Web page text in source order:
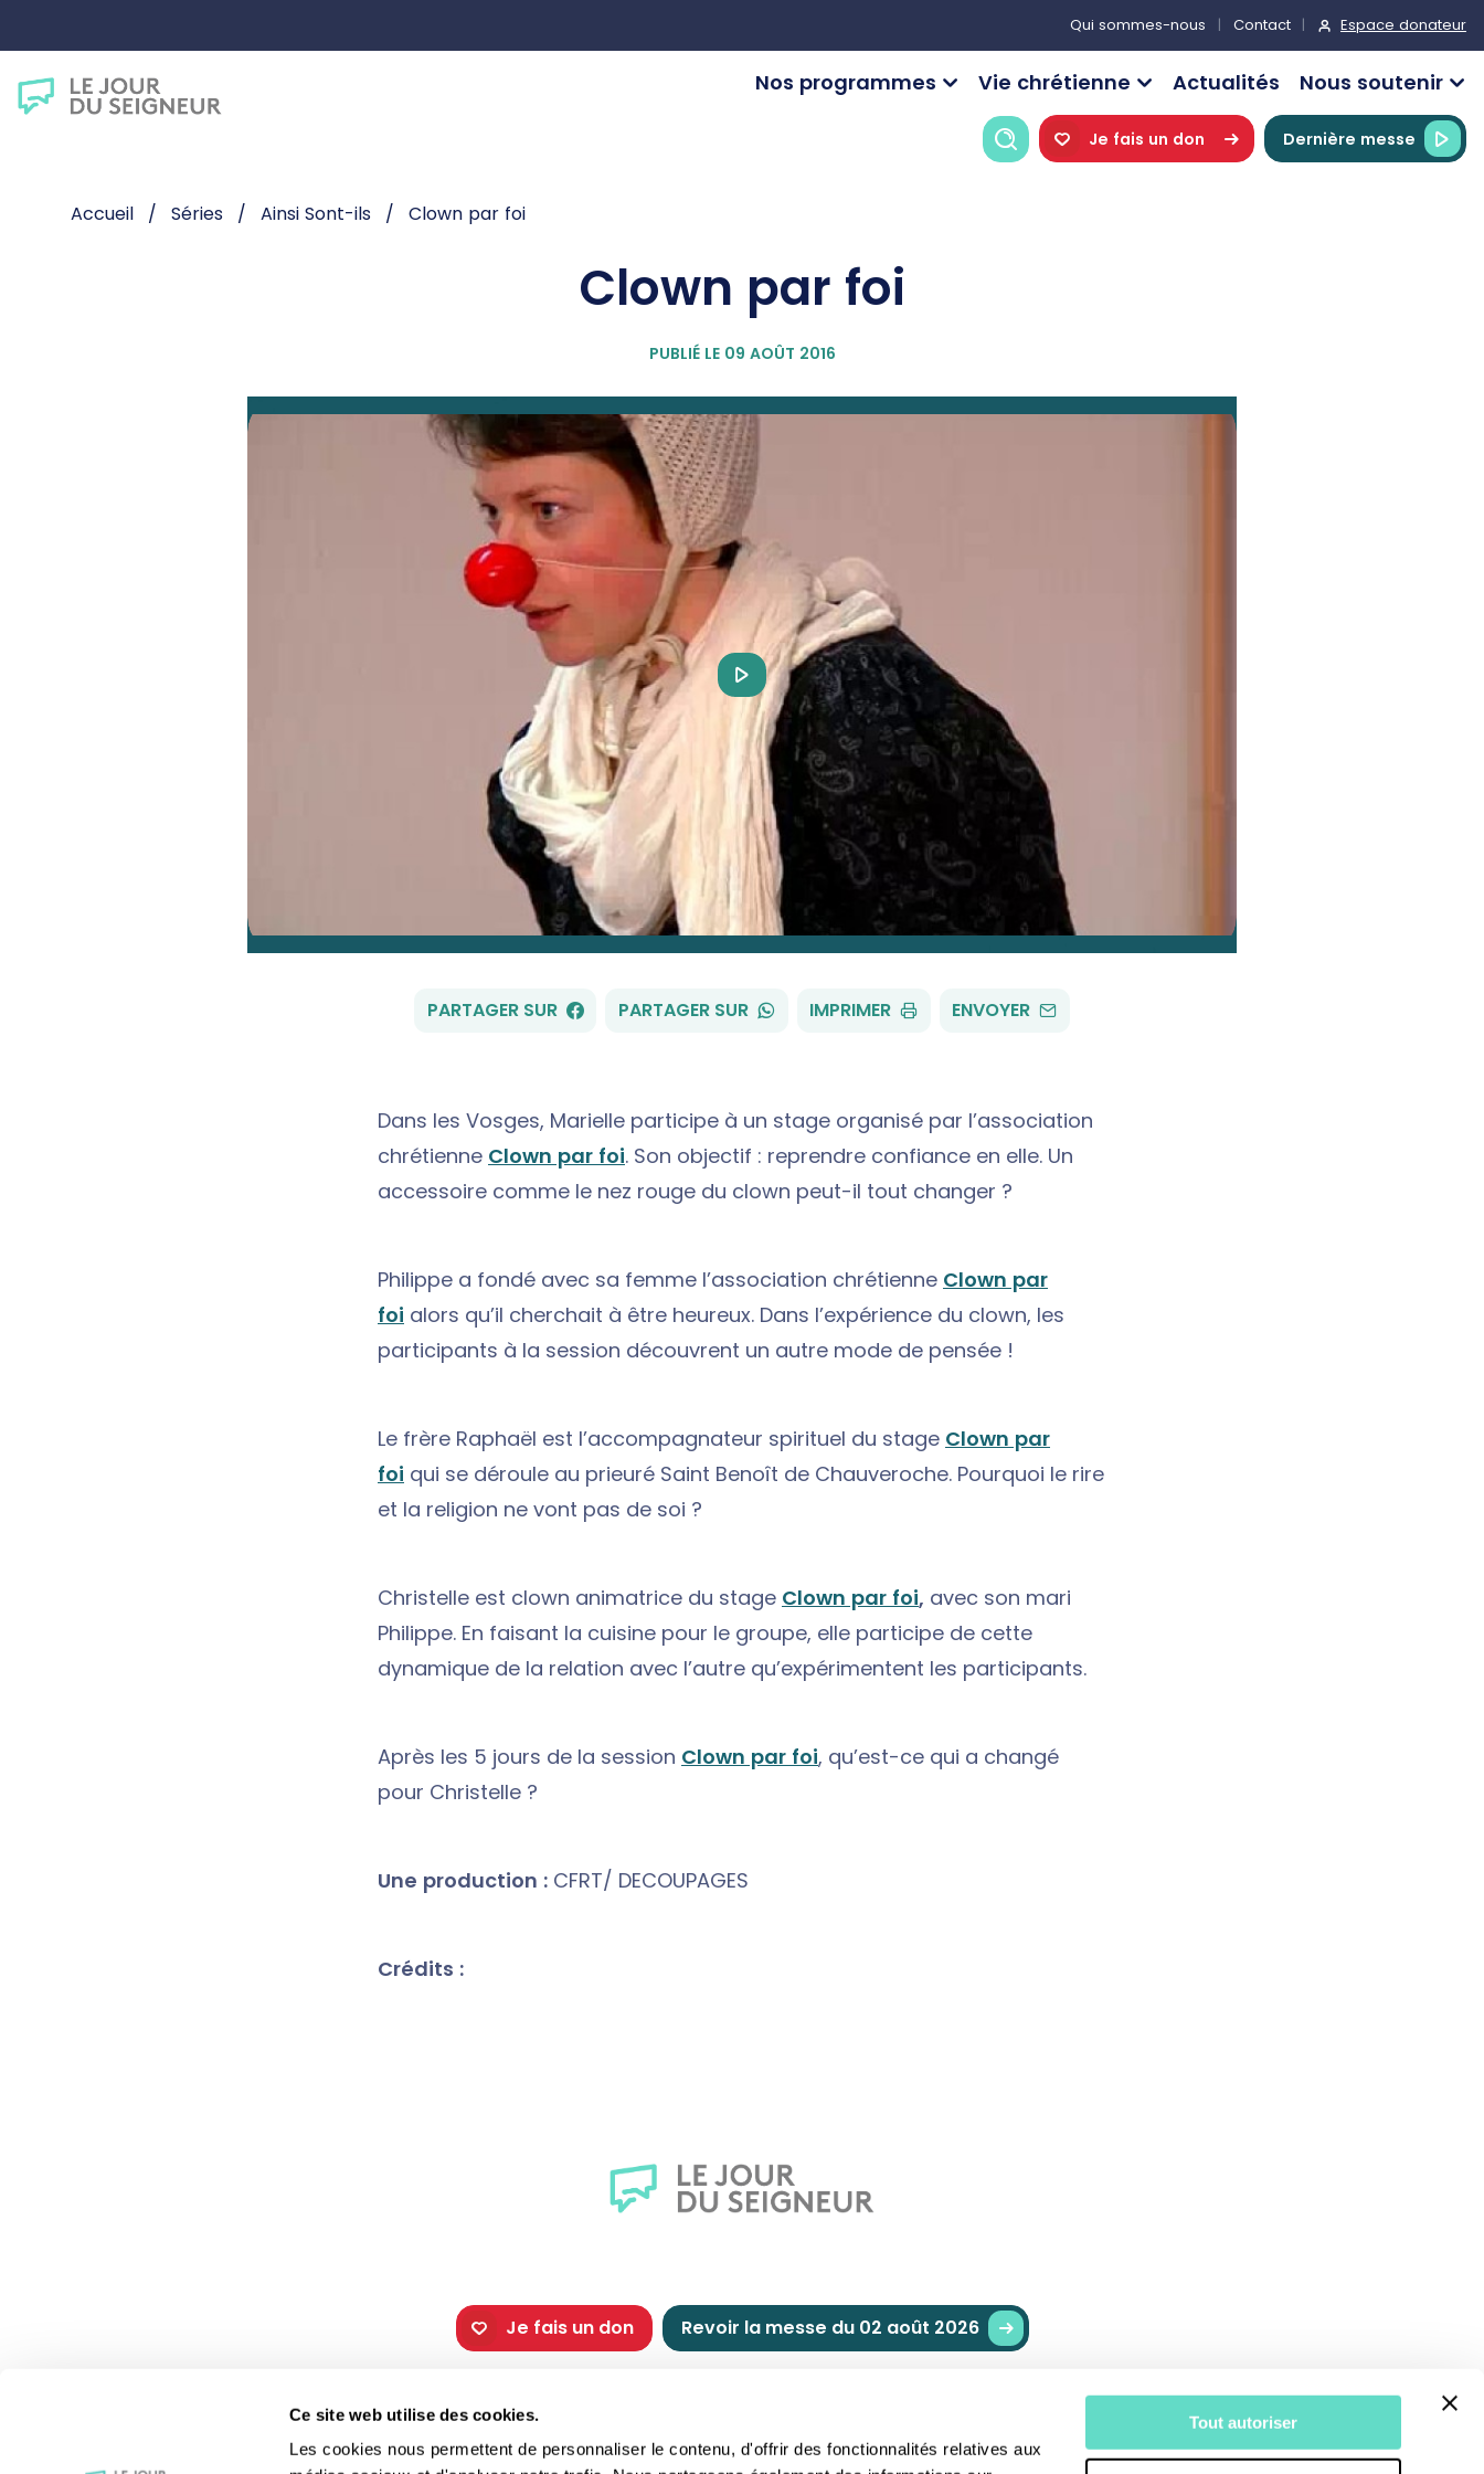
Ce site web utilise des cookies.
Les cookies nous permettent de personnaliser le contenu, d'offrir des fonctionnalités relatives aux
Tout autoriser
Qui sommes-nous Contact Espace donateur
Nos programmes Vie chrétienne Actualités Nous soutenir
RechercheJe fais un don Dernière messe
Accueil Séries Ainsi Sont-ils Clown par foi
Clown par foi
PUBLIÉ LE 09 AOÛT 2016
Play
Video
PARTAGER SUR FACEBOOK
PARTAGER SUR WHATSAPP
IMPRIMER ENVOYER PAR
Dans les Vosges, Marielle participe à un stage organisé par l’association
chrétienne Clown par foi. Son objectif : reprendre confiance en elle. Un
accessoire comme le nez rouge du clown peut-il tout changer ?
Philippe a fondé avec sa femme l’association chrétienne Clown par
foi alors qu’il cherchait à être heureux. Dans l’expérience du clown, les
participants à la session découvrent un autre mode de pensée !
Le frère Raphaël est l’accompagnateur spirituel du stage Clown par
foi qui se déroule au prieuré Saint Benoît de Chauveroche. Pourquoi le rire
et la religion ne vont pas de soi ?
Christelle est clown animatrice du stage Clown par foi, avec son mari
Philippe. En faisant la cuisine pour le groupe, elle participe de cette
dynamique de la relation avec l’autre qu’expérimentent les participants.
Après les 5 jours de la session Clown par foi, qu’est-ce qui a changé
pour Christelle ?
Une production : CFRT/ DECOUPAGES
Crédits :
Je fais un don Revoir la messe du 02 août 2026
Les fêtes chrétiennes
Comment nous soutenir
RESTER INFORMÉ
Actualités